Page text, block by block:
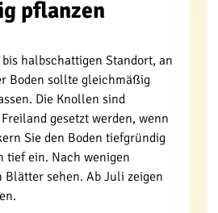
pflanzen
halbschattigen Standort, an
Boden sollte gleichmäßig
Die Knollen sind
gesetzt werden, wenn
Sie den Boden tiefgründig
tief ein. Nach wenigen
Blätter sehen. Ab Juli zeigen